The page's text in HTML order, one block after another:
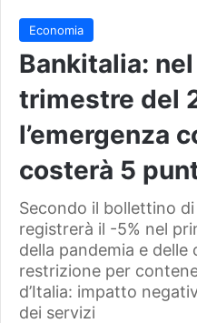
Economia
Bankitalia:
trimestre del
l’emergenza
costerà 5
Secondo il bollettino di
registrerà il -5% nel
della pandemia e delle
restrizione per
d’Italia: impatto
dei servizi